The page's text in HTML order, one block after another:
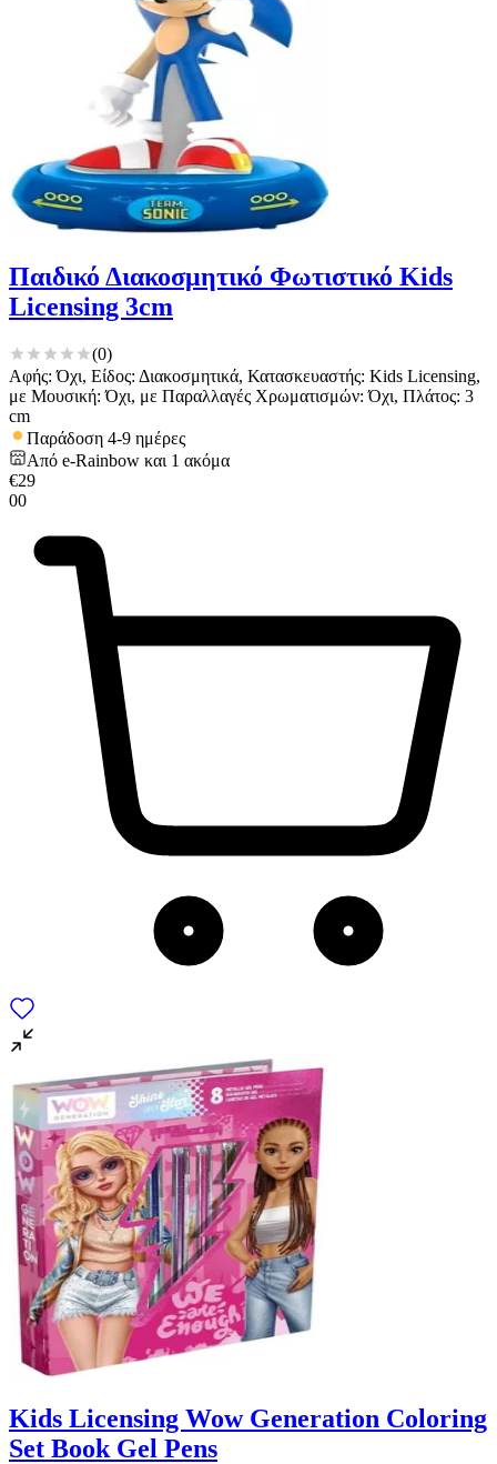
Παιδικό Διακοσμητικό Φωτιστικό Kids
Licensing 3cm
(0)
Αφής: Όχι, Είδος: Διακοσμητικά, Κατασκευαστής: Kids Licensing,
με Μουσική: Όχι, με Παραλλαγές Χρωματισμών: Όχι, Πλάτος: 3
cm
Παράδοση 4-9 ημέρες
Από e-Rainbow και 1 ακόμα
€29
00
Kids Licensing Wow Generation Coloring
Set Book Gel Pens